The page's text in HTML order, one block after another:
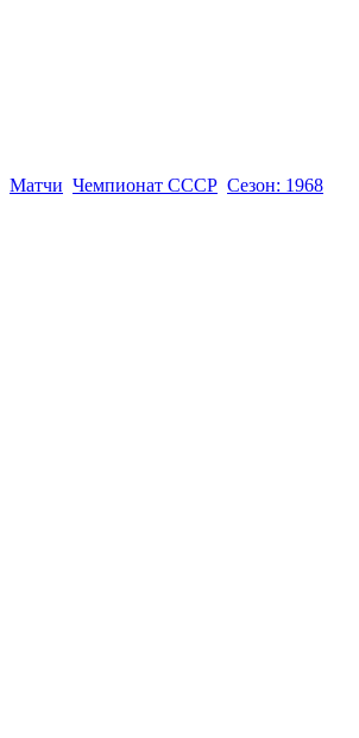
Матчи Чемпионат СССР Сезон: 1968